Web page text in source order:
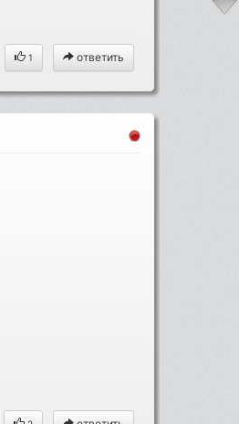
1 ответить